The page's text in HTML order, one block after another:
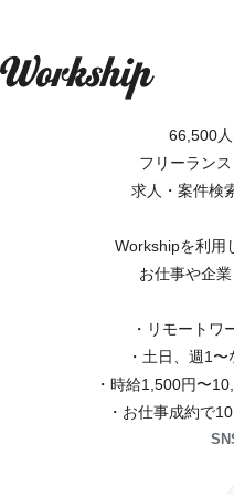
66,500人
フリーラン
求人・案件検
Workshipを利用
お仕事や企
・リモートワ
・土日、週1
・時給1,500円〜
・お仕事成約で